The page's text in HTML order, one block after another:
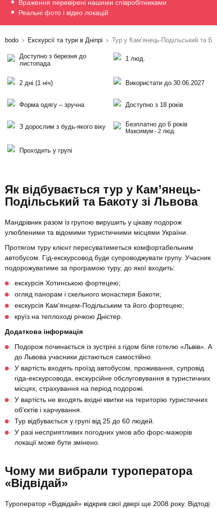
Враження перевірені нашими співробітниками
Реальні фото і відео локацій
bodo Екскурсії та тури в Дніпрі Тур у Кам’янець-Подільський та
Доступно з березня до
листопада
1 люд.
2 дні (1 ніч) Використати до 30.06.2027
Форма одягу – зручна Доступно з 18 років
З дорослим з будь-якого віку Безплатно до 6 років
Максимум - 2 люд.
Проходить у групі
Як відбувається тур у Кам’янець-
Подільський та Бакоту зі Львова
Мандрівник разом із групою вирушить у цікаву подорож
улюбленими та відомими туристичними місцями України.
Протягом туру клієнт пересуватиметься комфортабельним
автобусом. Гід-екскурсовод буде супроводжувати групу. Учасник
подорожуватиме за програмою туру, до якої входить:
екскурсія Хотинською фортецею;
огляд панорам і скельного монастиря Бакоти;
екскурсія Кам'янцем-Подільським та його фортецею;
круїз на теплоході річкою Дністер.
Додаткова інформація
Подорож починається із зустрічі з гідом біля готелю «Львів». А
до Львова учасники дістаються самостійно.
У вартість входять проїзд автобусом, проживання, супровід
гіда-екскурсовода, екскурсійне обслуговування в туристичних
місцях, страхування на період подорожі.
У вартість не входять вхідні квитки на територію туристичних
об'єктів і харчування.
Тур відбувається у групі від 25 до 60 людей.
У разі несприятливих погодних умов або форс-мажорів
локації може бути змінено.
Чому ми вибрали туроператора
«Відвідай»
Туроператор «Відвідай» відкрив свої двері ще 2008 року. Відтоді